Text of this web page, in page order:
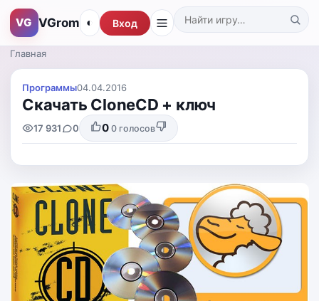
VG VGrom Поиск по каталогу
◐ Вход
Главная
Программы04.04.2016
Скачать CloneCD + ключ
17 931 0 0 0 голосов